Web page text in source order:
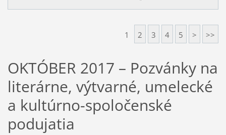
1 2 3 4 5 > >>
OKTÓBER 2017 – Pozvánky na
literárne, výtvarné, umelecké
a kultúrno-spoločenské
podujatia